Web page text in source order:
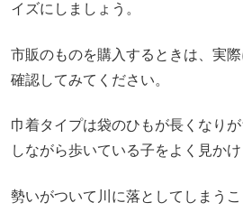
イズにしましょう。
市販のものを購入するときは、実
確認してみてください。
巾着タイプは袋のひもが長くなり
しながら歩いている子をよく見かけ
勢いがついて川に落としてしまう